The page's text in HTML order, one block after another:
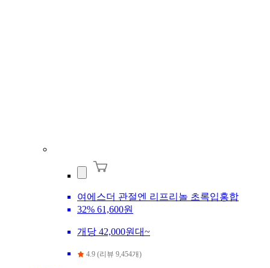
여에스더 관절엔 리프리놀 초록입홍합
32% 61,600원
개당 42,000원대~
4.9 (리뷰 9,454개)